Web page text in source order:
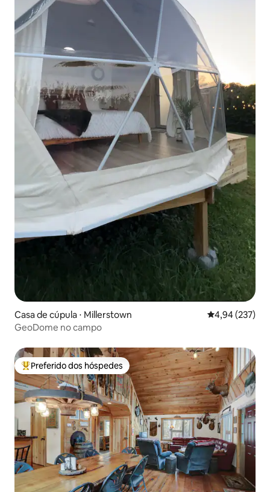
Casa de cúpula ⋅ Millerstown 4,94 de uma
4,94 (237)
GeoDome no campo
Entre os melhores preferidos dos hóspedes
Preferido dos hóspedes